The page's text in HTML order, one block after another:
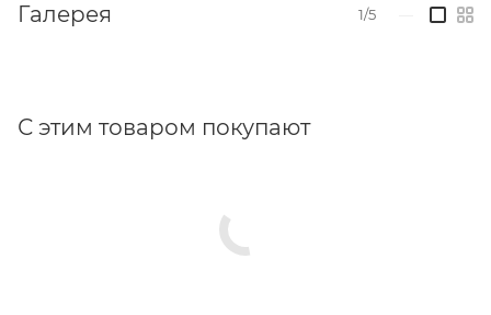
Галерея 1/5
С этим товаром покупают